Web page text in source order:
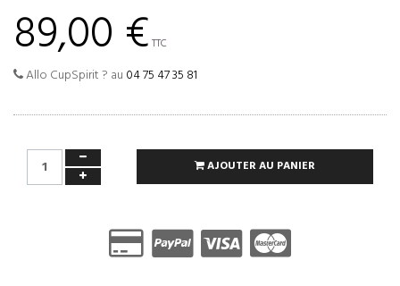
89,00 € TTC
Allo CupSpirit ? au 04 75 47 35 81
AJOUTER AU PANIER